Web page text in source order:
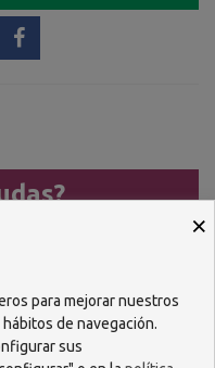
×
para mejorar nuestros
de navegación.
sus